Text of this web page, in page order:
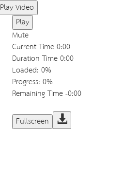
Play Video
Play
Mute
Current Time0:00
Duration Time0:00
Loaded: 0%
Progress: 0%
Remaining Time-0:00
Fullscreen